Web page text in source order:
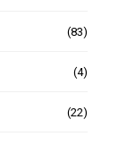
(83)
(4)
(22)